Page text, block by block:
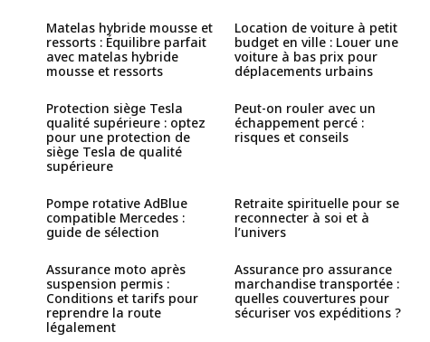
Matelas hybride mousse et
ressorts : Équilibre parfait
avec matelas hybride
mousse et ressorts
Location de voiture à petit
budget en ville : Louer une
voiture à bas prix pour
déplacements urbains
Protection siège Tesla
qualité supérieure : optez
pour une protection de
siège Tesla de qualité
supérieure
Peut-on rouler avec un
échappement percé :
risques et conseils
Pompe rotative AdBlue
compatible Mercedes :
guide de sélection
Retraite spirituelle pour se
reconnecter à soi et à
l’univers
Assurance moto après
suspension permis :
Conditions et tarifs pour
reprendre la route
légalement
Assurance pro assurance
marchandise transportée :
quelles couvertures pour
sécuriser vos expéditions ?